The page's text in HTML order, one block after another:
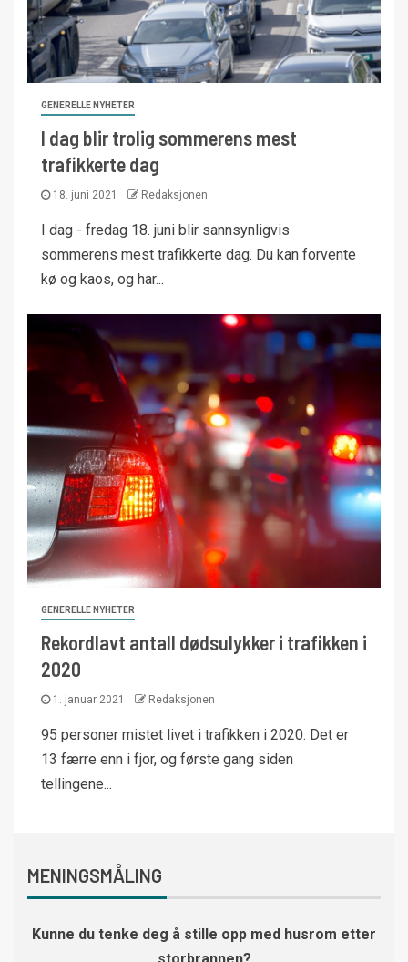
GENERELLE NYHETER
I dag blir trolig sommerens mest
trafikkerte dag
18. juni 2021 Redaksjonen
I dag - fredag 18. juni blir sannsynligvis
sommerens mest trafikkerte dag. Du kan forvente
kø og kaos, og har...
GENERELLE NYHETER
Rekordlavt antall dødsulykker i trafikken i
2020
1. januar 2021 Redaksjonen
95 personer mistet livet i trafikken i 2020. Det er
13 færre enn i fjor, og første gang siden
tellingene...
MENINGSMÅLING
Kunne du tenke deg å stille opp med husrom etter